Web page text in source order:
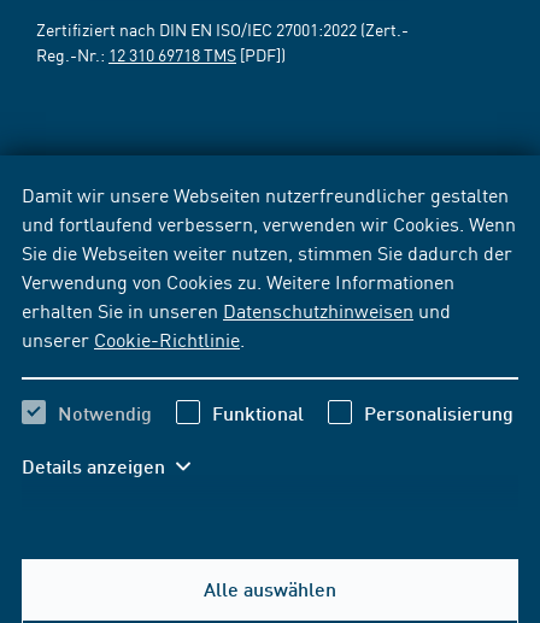
Damit wir unsere Webseiten nutzerfreundlicher gestalten
und fortlaufend verbessern, verwenden wir Cookies. Wenn
Sie die Webseiten weiter nutzen, stimmen Sie dadurch der
Verwendung von Cookies zu. Weitere Informationen
erhalten Sie in unseren Datenschutzhinweisen und
unserer Cookie-Richtlinie
Notwendig Funktional Personalisierung
Details anzeigen
Alle auswählen
Zertifiziert nach DIN EN ISO/IEC 27001:2022 (Zert.-
Reg.-Nr.: 12 310 69718 TMS [PDF])